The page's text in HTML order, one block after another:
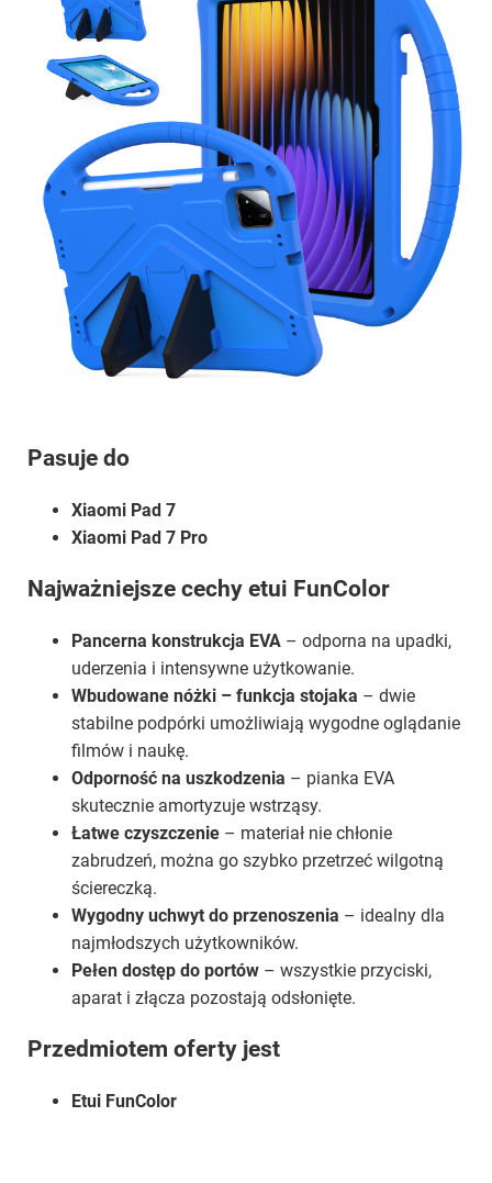
Pasuje do
Xiaomi Pad 7
Xiaomi Pad 7 Pro
Najważniejsze cechy etui FunColor
Pancerna konstrukcja EVA – odporna na upadki,
uderzenia i intensywne użytkowanie.
Wbudowane nóżki – funkcja stojaka – dwie
stabilne podpórki umożliwiają wygodne oglądanie
filmów i naukę.
Odporność na uszkodzenia – pianka EVA
skutecznie amortyzuje wstrząsy.
Łatwe czyszczenie – materiał nie chłonie
zabrudzeń, można go szybko przetrzeć wilgotną
ściereczką.
Wygodny uchwyt do przenoszenia – idealny dla
najmłodszych użytkowników.
Pełen dostęp do portów – wszystkie przyciski,
aparat i złącza pozostają odsłonięte.
Przedmiotem oferty jest
Etui FunColor